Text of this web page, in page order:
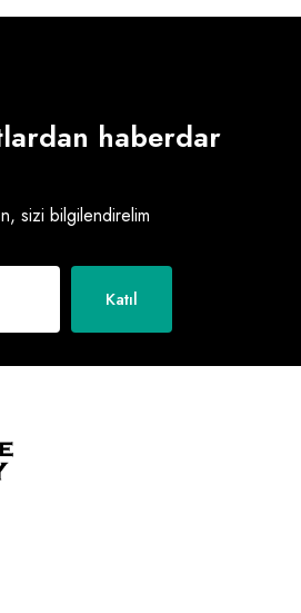
haberdar
sizi bilgilendirelim
Katıl